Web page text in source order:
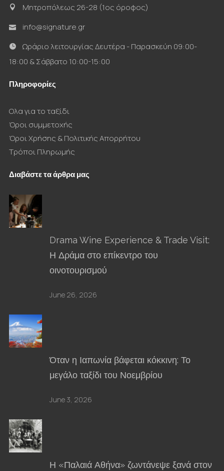
Μητροπόλεως 26-28 (1ος όροφος)
info@signature.gr
Ωράριο λειτουργίας Δευτέρα - Παρασκεύη 09:00-
18:00 & Σάββατο 10:00-15:00
Πληροφορίες
Ολα για το ταξίδι
Όροι συμμετοχής
Όροι Χρήσης & Πολιτικής Απορρήτου
Τρόποι Πληρωμής
Διαβάστε τα άρθρα μας
Drama Wine Experience & Trade Visit:
Η Δράμα στο επίκεντρο του
οινοτουρισμού
June 26, 2026
Όταν η Ιαπωνία βάφεται κόκκινη: Το
μεγάλο ταξίδι του Νοεμβρίου
June 3, 2026
Η «Παλαιά Αθήνα» ζωντάνεψε ξανά στον